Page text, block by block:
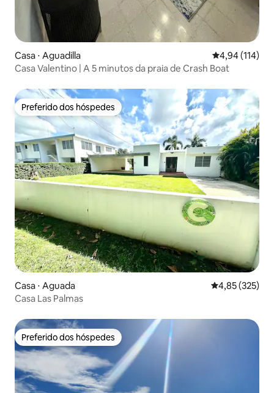
Casa ⋅ Aguadilla 4,94 de uma
4,94 (114)
Casa Valentino | A 5 minutos da praia de Crash Boat
Preferido dos hóspedes
Preferido dos hóspedes
Casa ⋅ Aguada 4,85 de uma
4,85 (325)
Casa Las Palmas
Preferido dos hóspedes
Preferido dos hóspedes